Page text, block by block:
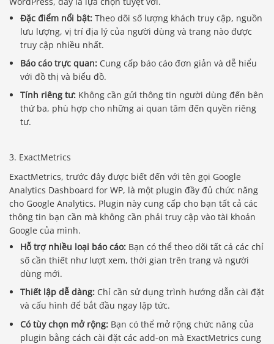
Đặc điểm nổi bật: Theo dõi số lượng khách truy cập, nguồn
lưu lượng, vị trí địa lý của người dùng và trang nào được
truy cập nhiều nhất.
Báo cáo trực quan: Cung cấp báo cáo đơn giản và dễ hiểu
với đồ thị và biểu đồ.
Tính riêng tư: Không cần gửi thông tin người dùng đến bên
thứ ba, phù hợp cho những ai quan tâm đến quyền riêng
tư.
3. ExactMetrics
ExactMetrics, trước đây được biết đến với tên gọi Google
Analytics Dashboard for WP, là một plugin đầy đủ chức năng
cho Google Analytics. Plugin này cung cấp cho bạn tất cả các
thông tin bạn cần mà không cần phải truy cập vào tài khoản
Google của mình.
Hỗ trợ nhiều loại báo cáo: Bạn có thể theo dõi tất cả các chỉ
số cần thiết như lượt xem, thời gian trên trang và người
dùng mới.
Thiết lập dễ dàng: Chỉ cần sử dụng trình hướng dẫn cài đặt
và cấu hình để bắt đầu ngay lập tức.
Có tùy chọn mở rộng: Bạn có thể mở rộng chức năng của
plugin bằng cách cài đặt các add-on mà ExactMetrics cung